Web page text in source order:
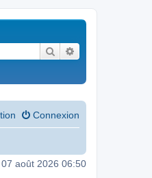
Rechercher
Connexion
août 2026 06:50